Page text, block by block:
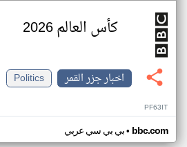
كأس العالم 2026
اخبار جزر القمر
Politics
PF63IT
بي بي سي عربي• bbc.com